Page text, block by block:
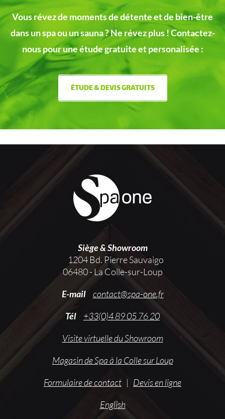
Vous révez de moments de détente et de bien-être
dans un spa ou un sauna ?Ne révez plus ! Contactez-
nous pour une étude gratuite et personalisée :
ÉTUDE & DEVIS GRATUITS
Siège & Showroom
1204 Bd. Pierre Sauvaigo
06480 - La Colle-sur-Loup
E-mail
contact@spa-one.fr
Tél
+33(0)4 89 05 76 20
Visite virtuelle du Showroom
Magasin de Spa à la Colle sur Loup
Formulaire de contact | Devis en ligne
English